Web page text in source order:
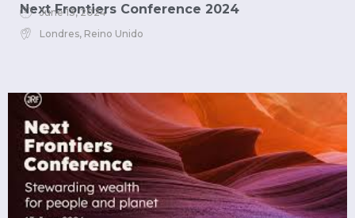
June 13, 2024
Londres, Reino Unido
Next Frontiers Conference 2024